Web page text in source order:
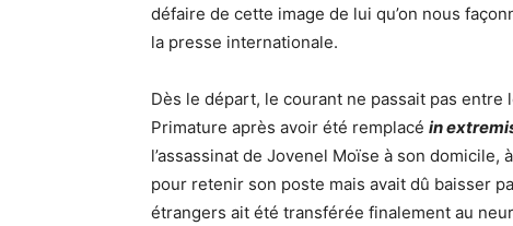
défaire de cette image de lui qu’on nous
la presse internationale.
Dès le départ, le courant ne passait pas
Primature après avoir été remplacé in
l’assassinat de Jovenel Moïse à son
pour retenir son poste mais avait dû baisser
étrangers ait été transférée finalement au